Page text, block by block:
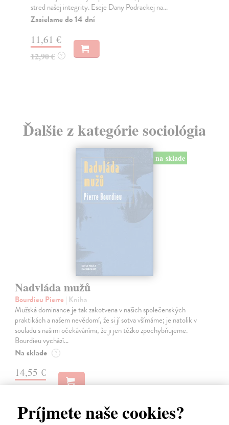
Príjmete naše cookies?
stred našej integrity. Eseje Dany Podrackej na...
Zasielame do 14 dní
11,61 €
12,90 € ?
Ďalšie z kategórie sociológia
na sklade
Nadvláda mužů
Bourdieu Pierre | Kniha
Mužská dominance je tak zakotvena v našich společenských
praktikách a našem nevědomí, že si jí sotva všímáme; je natolik v
souladu s našimi očekáváními, že ji jen těžko zpochybňujeme.
Bourdieu vychází…
Na sklade ?
14,55 €
15,00 €